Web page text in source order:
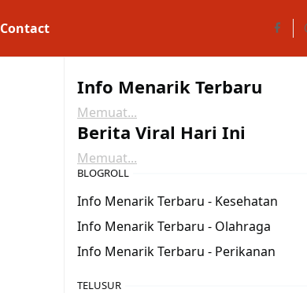
Contact
Info Menarik Terbaru
Memuat...
Berita Viral Hari Ini
Memuat...
BLOGROLL
Info Menarik Terbaru - Kesehatan
Info Menarik Terbaru - Olahraga
Info Menarik Terbaru - Perikanan
TELUSUR